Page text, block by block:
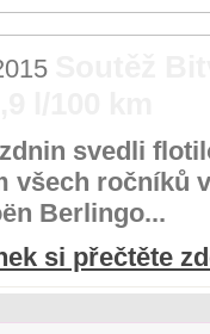
svedli
všech ročníků
Berlingo...
si přečtěte